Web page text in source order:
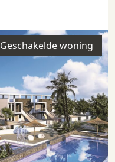
Geschakelde woning